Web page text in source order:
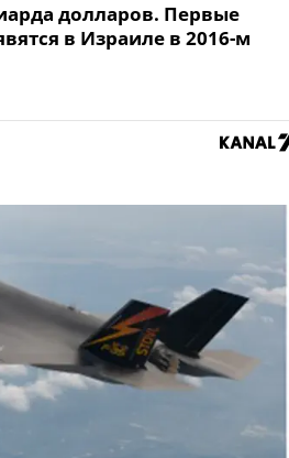
долларов. Первые
в Израиле в 2016-м